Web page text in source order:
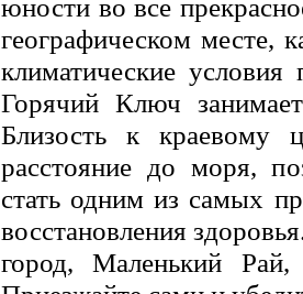
юности во все
географическом месте,
климатические
Горячий Ключ
Близость к краевому
расстояние до моря,
стать одним из самых
восстановления
город, Маленький